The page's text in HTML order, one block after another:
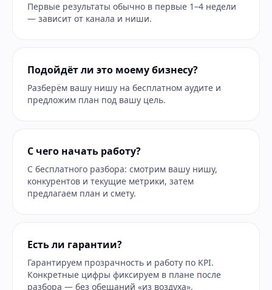
Первые результаты обычно в первые 1–4 недели
— зависит от канала и ниши.
Подойдёт ли это моему бизнесу?
Разберём вашу нишу на бесплатном аудите и
предложим план под вашу цель.
С чего начать работу?
С бесплатного разбора: смотрим вашу нишу,
конкурентов и текущие метрики, затем
предлагаем план и смету.
Есть ли гарантии?
Гарантируем прозрачность и работу по KPI.
Конкретные цифры фиксируем в плане после
разбора — без обещаний «из воздуха».